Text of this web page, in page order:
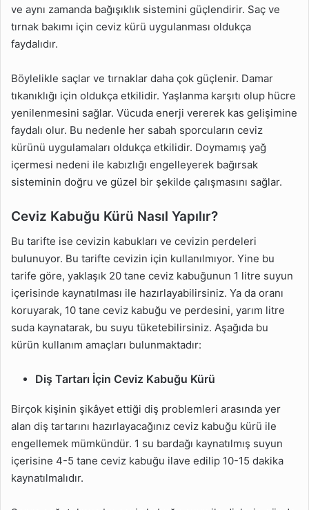
ve aynı zamanda bağışıklık sistemini güçlendirir. Saç ve
tırnak bakımı için ceviz kürü uygulanması oldukça
faydalıdır.
Böylelikle saçlar ve tırnaklar daha çok güçlenir. Damar
tıkanıklığı için oldukça etkilidir. Yaşlanma karşıtı olup hücre
yenilenmesini sağlar. Vücuda enerji vererek kas gelişimine
faydalı olur. Bu nedenle her sabah sporcuların ceviz
kürünü uygulamaları oldukça etkilidir. Doymamış yağ
içermesi nedeni ile kabızlığı engelleyerek bağırsak
sisteminin doğru ve güzel bir şekilde çalışmasını sağlar.
Ceviz Kabuğu Kürü Nasıl Yapılır?
Bu tarifte ise cevizin kabukları ve cevizin perdeleri
bulunuyor. Bu tarifte cevizin için kullanılmıyor. Yine bu
tarife göre, yaklaşık 20 tane ceviz kabuğunun 1 litre suyun
içerisinde kaynatılması ile hazırlayabilirsiniz. Ya da oranı
koruyarak, 10 tane ceviz kabuğu ve perdesini, yarım litre
suda kaynatarak, bu suyu tüketebilirsiniz. Aşağıda bu
kürün kullanım amaçları bulunmaktadır:
Diş Tartarı İçin Ceviz Kabuğu Kürü
Birçok kişinin şikâyet ettiği diş problemleri arasında yer
alan diş tartarını hazırlayacağınız ceviz kabuğu kürü ile
engellemek mümkündür. 1 su bardağı kaynatılmış suyun
içerisine 4-5 tane ceviz kabuğu ilave edilip 10-15 dakika
kaynatılmalıdır.